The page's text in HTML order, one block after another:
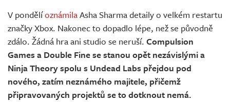
Živě
V pondělíoznámilaAsha Sharma detaily o velkém restartu
značky Xbox. Nakonec to dopadlo lépe, než se původně
zdálo. Žádná hra ani studio se neruší. Compulsion
Games a Double Fine se stanou opět nezávislými a
Ninja Theory spolu s Undead Labs přejdou pod
nového, zatím neznámého majitele, přičemž
připravovaných projektů se to dotknout nemá.